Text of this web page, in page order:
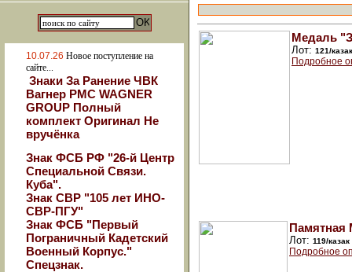
10.07.26 Новое поступление на
сайте...
Знаки За Ранение ЧВК
Вагнер РМС WAGNER
GROUP Полный
комплект Оригинал Не
вручёнка
Знак ФСБ РФ "26-й Центр
Специальной Связи.
Куба".
Знак СВР "105 лет ИНО-
СВР-ПГУ"
Знак ФСБ "Первый
Пограничный Кадетский
Военный Корпус."
Спецзнак.
Медаль
Лот: 121/казак
Подробное
Памятная
Лот: 119/казак
Подробное